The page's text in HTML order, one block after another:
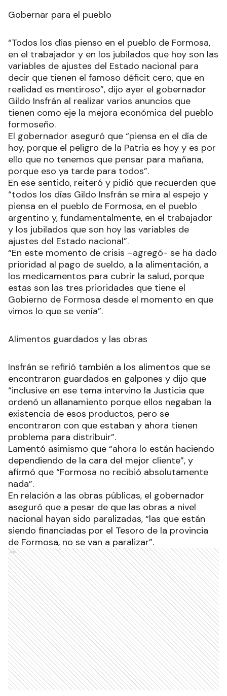
Gobernar para el pueblo
“Todos los días pienso en el pueblo de Formosa,
en el trabajador y en los jubilados que hoy son las
variables de ajustes del Estado nacional para
decir que tienen el famoso déficit cero, que en
realidad es mentiroso”, dijo ayer el gobernador
Gildo Insfrán al realizar varios anuncios que
tienen como eje la mejora económica del pueblo
formoseño.
El gobernador aseguró que “piensa en el día de
hoy, porque el peligro de la Patria es hoy y es por
ello que no tenemos que pensar para mañana,
porque eso ya tarde para todos”.
En ese sentido, reiteró y pidió que recuerden que
“todos los días Gildo Insfrán se mira al espejo y
piensa en el pueblo de Formosa, en el pueblo
argentino y, fundamentalmente, en el trabajador
y los jubilados que son hoy las variables de
ajustes del Estado nacional”.
“En este momento de crisis –agregó- se ha dado
prioridad al pago de sueldo, a la alimentación, a
los medicamentos para cubrir la salud, porque
estas son las tres prioridades que tiene el
Gobierno de Formosa desde el momento en que
vimos lo que se venía”.
Alimentos guardados y las obras
Insfrán se refirió también a los alimentos que se
encontraron guardados en galpones y dijo que
“inclusive en ese tema intervino la Justicia que
ordenó un allanamiento porque ellos negaban la
existencia de esos productos, pero se
encontraron con que estaban y ahora tienen
problema para distribuir”.
Lamentó asimismo que “ahora lo están haciendo
dependiendo de la cara del mejor cliente”, y
afirmó que “Formosa no recibió absolutamente
nada”.
En relación a las obras públicas, el gobernador
aseguró que a pesar de que las obras a nivel
nacional hayan sido paralizadas, “las que están
siendo financiadas por el Tesoro de la provincia
de Formosa, no se van a paralizar”.
Ads